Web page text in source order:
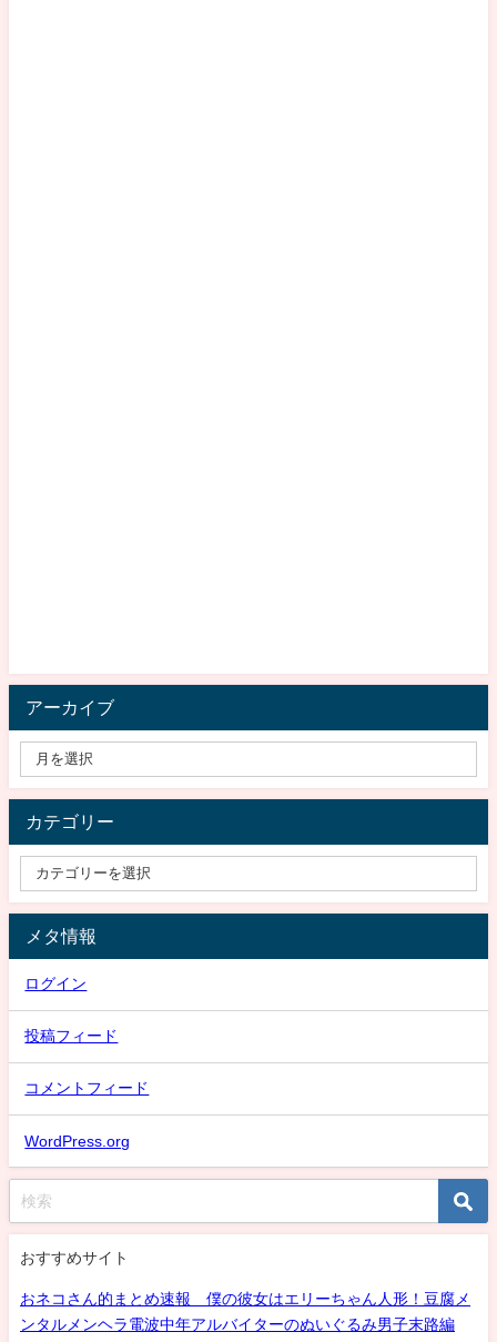
アーカイブ
カテゴリー
メタ情報
ログイン
投稿フィード
コメントフィード
WordPress.org
おすすめサイト
おネコさん的まとめ速報 僕の彼女はエリーちゃん人形！豆腐メ
ンタルメンヘラ電波中年アルバイターのぬいぐるみ男子末路編